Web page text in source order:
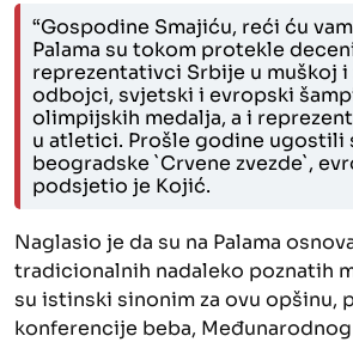
“Gospodine Smajiću, reći ću
Palama su tokom protekle
reprezentativci Srbije u muškoj i
odbojci, svjetski i evropski
olimpijskih medalja, a i
u atletici. Prošle godine ugostili
beogradske `Crvene zvezde`,
podsjetio je Kojić.
Naglasio je da su na Palama
tradicionalnih nadaleko poznatih
su istinski sinonim za ovu opšinu,
konferencije beba,